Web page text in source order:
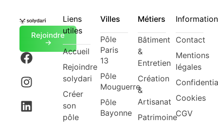
Rejoindre
->
Liens
utiles
Accueil
Rejoindre
solydari
Créer
son
pôle
Villes
Pôle
Paris
13
Pôle
Mouguerre
Pôle
Bayonne
Métiers
Bâtiment
&
Entretien
Création
&
Artisanat
Patrimoine
Contact
Mentions
légales
Cookies
CGV